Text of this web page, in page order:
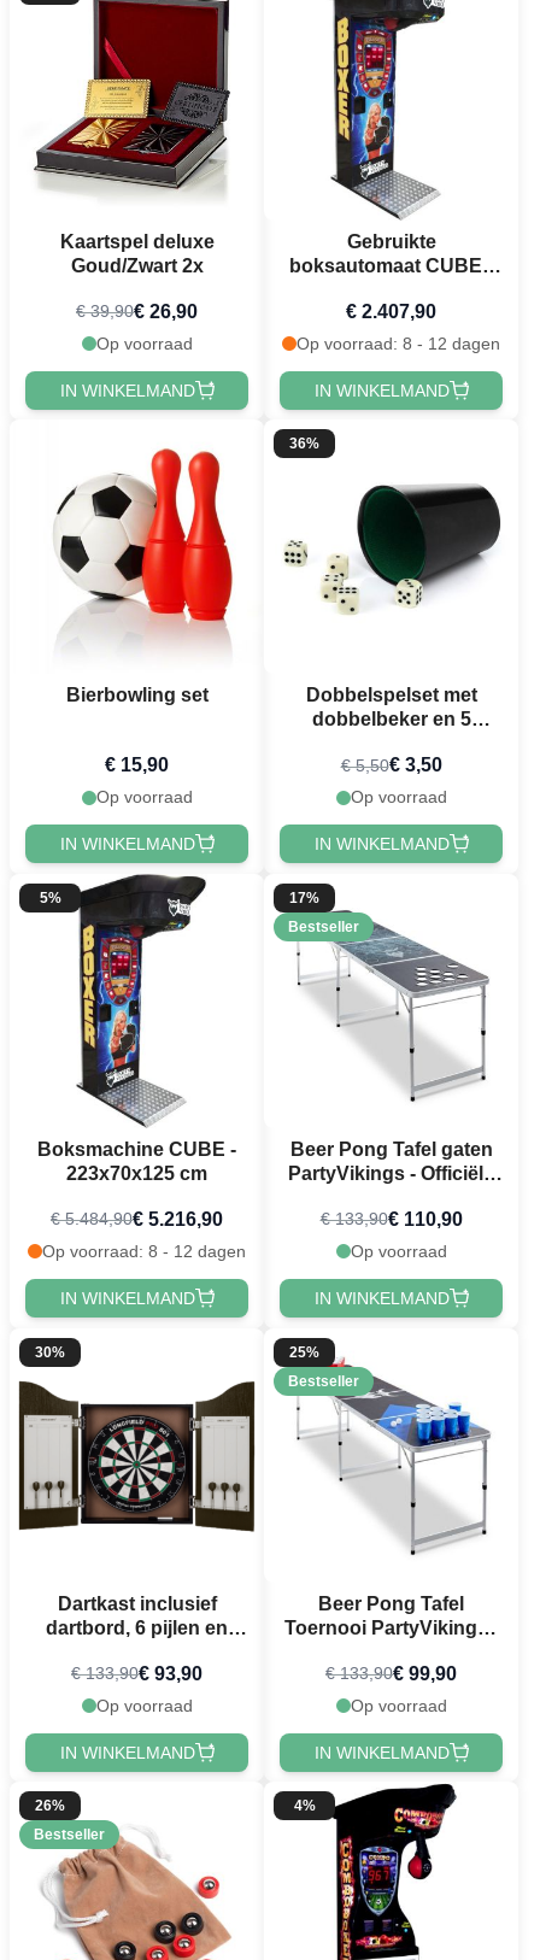
Kaartspel deluxe
Goud/Zwart 2x
€ 39,90€ 26,90
Op voorraad
IN WINKELMAND
Gebruikte
boksautomaat CUBE -
€ 2.407,90
Op voorraad: 8 - 12 dagen
IN WINKELMAND
Bierbowling set
€ 15,90
Op voorraad
IN WINKELMAND
36%
Dobbelspelset met
dobbelbeker en 5
€ 5,50€ 3,50
Op voorraad
IN WINKELMAND
5%
Boksmachine CUBE -
223x70x125 cm
€ 5.484,90€ 5.216,90
Op voorraad: 8 - 12 dagen
IN WINKELMAND
17%
Bestseller
Beer Pong Tafel gaten
PartyVikings - Officiële
€ 133,90€ 110,90
Op voorraad
IN WINKELMAND
30%
Dartkast inclusief
dartbord, 6 pijlen en
€ 133,90€ 93,90
Op voorraad
IN WINKELMAND
25%
Bestseller
Beer Pong Tafel
Toernooi PartyVikings -
€ 133,90€ 99,90
Op voorraad
IN WINKELMAND
26%
Bestseller
4%